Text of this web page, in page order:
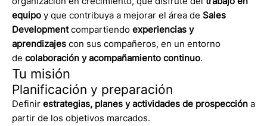
equipo y que contribuya a mejorar el área de Sales
Developmentcompartiendo experiencias y
aprendizajes con sus compañeros, en un entorno
de colaboración y acompañamiento continuo.
Tu misión
Planificación y preparación
Definir estrategias, planes y actividades de prospección a
partir de los objetivos marcados.